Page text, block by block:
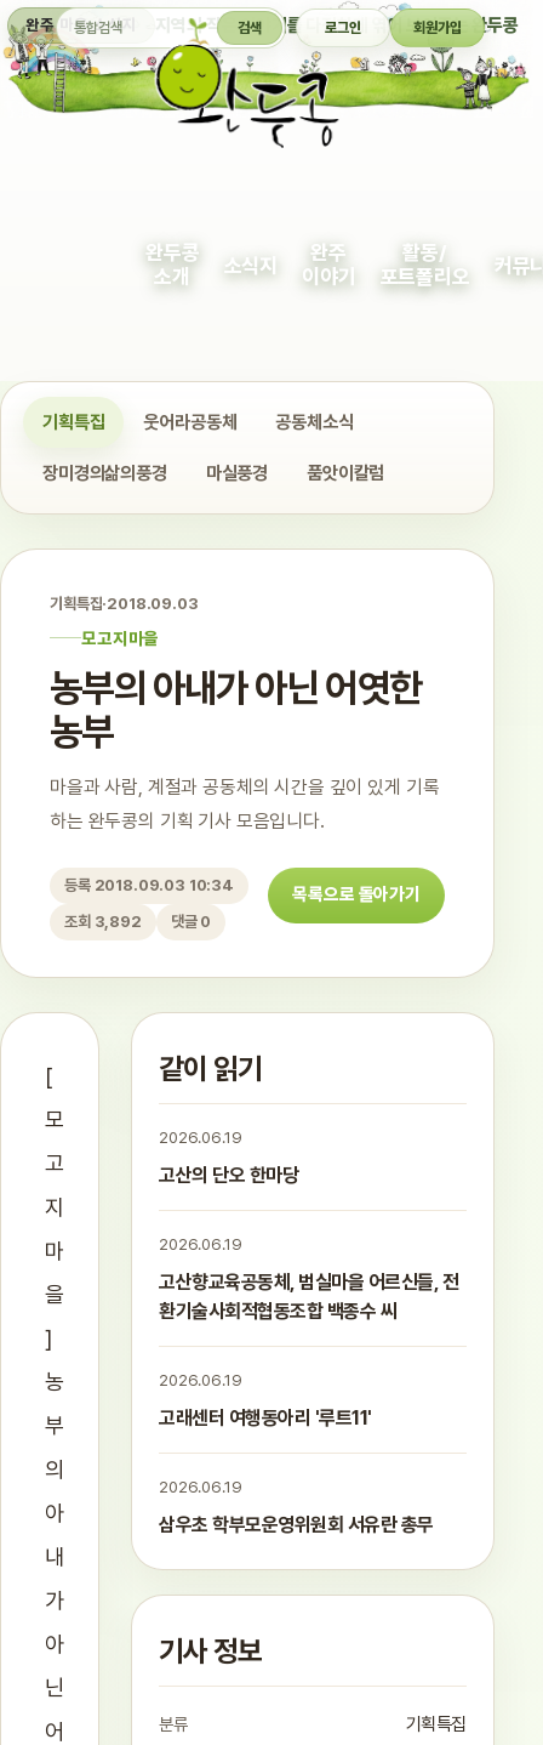
완주 마을 소식지 지역의 작은 이야기를 다정하게 엮어 보여주는 완두콩
통합검색 검색 로그인 회원가입
완두콩
소개
소식지
완주
이야기
활동/
포트폴리오
커뮤
기획특집 웃어라공동체 공동체소식
장미경의삶의풍경 마실풍경 품앗이칼럼
기획특집·2018.09.03
모고지마을
농부의 아내가 아닌 어엿한
농부
마을과 사람, 계절과 공동체의 시간을 깊이 있게 기록
하는 완두콩의 기획 기사 모음입니다.
등록 2018.09.03 10:34
조회 3,892
댓글 0
목록으로 돌아가기
[
모
고
지
마
을
]
농
부
의
아
내
가
아
닌
어
같이 읽기
2026.06.19
고산의 단오 한마당
2026.06.19
고산향교육공동체, 범실마을 어르신들, 전
환기술사회적협동조합 백종수 씨
2026.06.19
고래센터 여행동아리 '루트11'
2026.06.19
삼우초 학부모운영위원회 서유란 총무
기사 정보
분류 기획특집